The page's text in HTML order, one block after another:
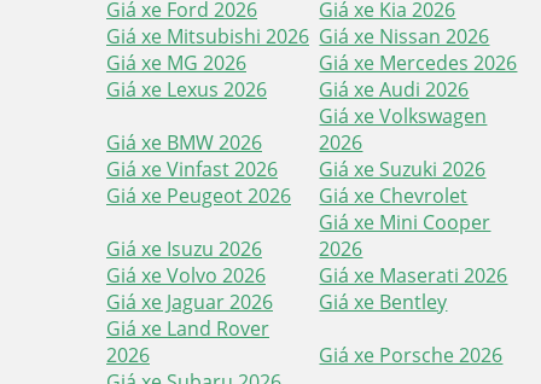
Giá xe Ford 2026
Giá xe Kia 2026
Giá xe Mitsubishi 2026 Giá xe Nissan 2026
Giá xe MG 2026
Giá xe Mercedes 2026
Giá xe Lexus 2026
Giá xe Audi 2026
Giá xe BMW 2026
Giá xe Volkswagen
2026
Giá xe Vinfast 2026
Giá xe Suzuki 2026
Giá xe Peugeot 2026
Giá xe Chevrolet
Giá xe Isuzu 2026
Giá xe Mini Cooper
2026
Giá xe Volvo 2026
Giá xe Maserati 2026
Giá xe Jaguar 2026
Giá xe Bentley
Giá xe Land Rover
2026
Giá xe Porsche 2026